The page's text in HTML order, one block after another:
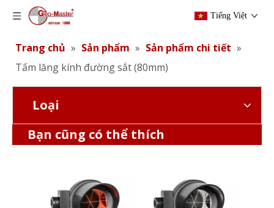
Tiếng Việt
Trang chủ » Sản phẩm » Sản phẩm chi tiết »
Tấm lăng kính đường sắt (80mm)
Loại
Bạn cũng có thể thích